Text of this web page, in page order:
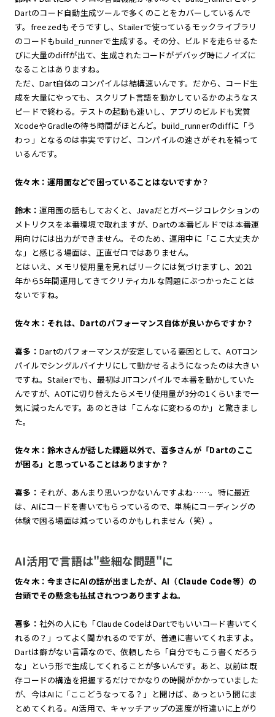
Dartのコード自動生成ツールで多くのことをカバーしているんで
す。freezedもそうですし、Stailerで使っているモックライブラリ
のコードもbuild_runnerで生成する。その分、ビルドを走らせるた
びに大量のdiffが出て、生成されたコードがデバッグ時にノイズに
なることはありますね。
ただ、Dart自体のコンパイルは結構速いんです。だから、コード生
成を大量にやっても、スクリプト言語を動かしているかのようなス
ピードで終わる。テストの起動も速いし、アプリのビルドも実質
XcodeやGradleの待ち時間がほとんど。build_runnerのdiffに「う
わっ」となるのは事実ですけど、コンパイルの速さがそれを補って
いるんです。
佐々木：運用面などで困っていることはないですか？
鈴木： 運用面の話もしておくと、Javaだとガベージコレクションの
メトリクスを本番環境で取れますが、Dartの本番ビルドでは本番運
用向けには出力ができません。そのため、運用中に「ここ大丈夫か
な」と感じる場面は、正直ゼロではありません。
とはいえ、メモリ使用量を見ればリークには気づけますし、2021
年から5年間運用してきてクリティカルな問題にぶつかったことは
ないですね。
佐々木：それは、Dartのパフォーマンス自体が良いからですか？
喜多： Dartのパフォーマンスが安定している要因として、AOTコン
パイルでシングルバイナリにして動かせるようになったのは大きい
ですね。Stailerでも、最初はJITコンパイルで本番を動かしていた
んですが、AOTに切り替えたらメモリ使用量が3分の1くらいまで一
気に減ったんです。あのときは「こんなに変わるのか」と驚きまし
た。
佐々木：鈴木さんが話した課題以外で、喜多さんが「Dartのここ
が困る」と思っていることはありますか？
喜多： それが、あんまり思いつかないんですよね……。特に最近
は、AIにコードを書いてもらっているので、単純にコーディングの
体験で困る場面は減っているのかもしれません（笑）。
AI活用で言語は"些細な問題"に
佐々木：今まさにAIの話が出ましたが、AI（Claude Code等）の
台頭でその懸念も払拭されつつありますよね。
喜多： 社外の人にも「Claude CodeはDartでもいいコード書いてく
れるの？」ってよく聞かれるのですが、普通に書いてくれますよ。
Dartは癖がない言語なので、依頼したら「自分でもこう書くだろう
な」という形で生成してくれることが多いんです。あと、以前は既
存コードの構造を把握するだけでかなりの時間がかかっていました
が、今はAIに「ここどうなってる？」と聞けば、あっという間にま
とめてくれる。AI活用で、キャッチアップの速度が桁違いに上がり